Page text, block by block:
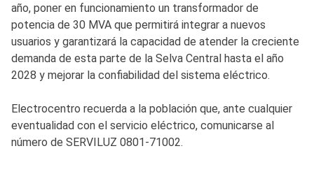
año, poner en funcionamiento un transformador de
potencia de 30 MVA que permitirá integrar a nuevos
usuarios y garantizará la capacidad de atender la creciente
demanda de esta parte de la Selva Central hasta el año
2028 y mejorar la confiabilidad del sistema eléctrico.
Electrocentro recuerda a la población que, ante cualquier
eventualidad con el servicio eléctrico, comunicarse al
número de SERVILUZ 0801-71002.